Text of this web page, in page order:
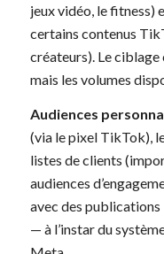
jeux vidéo, le fitness)
certains contenus
créateurs). Le
mais les volumes
Audiences
(via le pixel TikTok),
listes de clients
audiences
avec des
— à l’instar du